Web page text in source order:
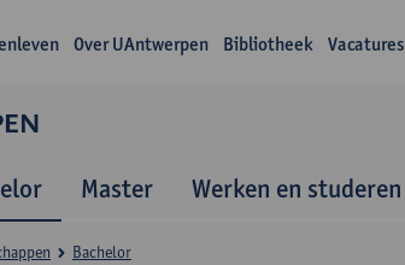
Over UAntwerpen Bibliotheek Vacatures
Master Werken en studeren
Bachelor